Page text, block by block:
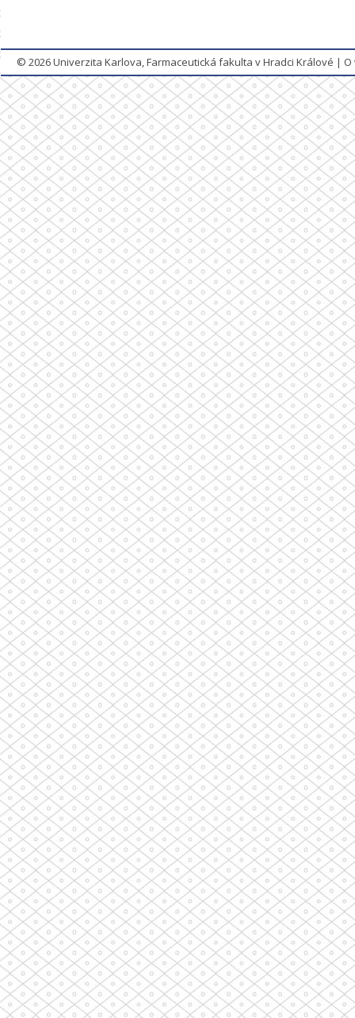
© 2026Univerzita Karlova, Farmaceutická fakulta v Hradci Králové |